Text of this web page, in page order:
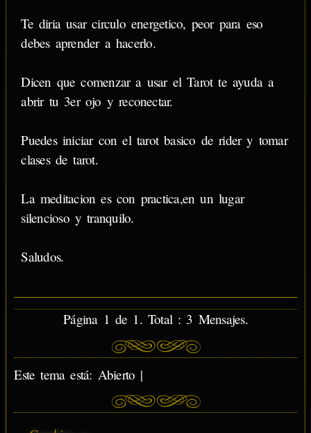
Te diria usar circulo energetico, peor para eso
debes aprender a hacerlo.
Dicen que comenzar a usar el Tarot te ayuda a
abrir tu 3er ojo y reconectar.
Puedes iniciar con el tarot basico de rider y tomar
clases de tarot.
La meditacion es con practica,en un lugar
silencioso y tranquilo.
Saludos.
Página 1 de 1. Total : 3 Mensajes.
Este tema está: Abierto |